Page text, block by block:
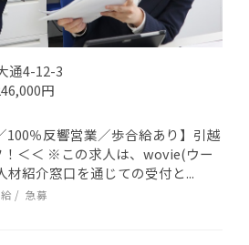
通4-12-3
円
100％反響営業／歩合給あり】引越
！＜＜ ※この求人は、wovie(ウー
材紹介窓口を通じての受付と...
急募